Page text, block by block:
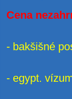
Cena
- bakšišné
- egypt.